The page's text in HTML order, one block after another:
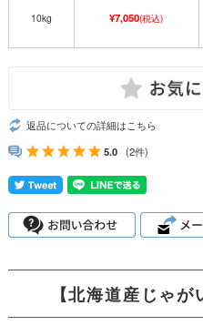
10kg ¥7,050(税込)
返品についての詳細はこちら
5.0 (2件)
【北海道産じゃ